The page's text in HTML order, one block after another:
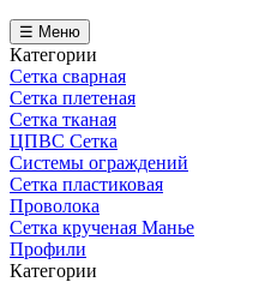
☰ Меню
Категории
Сетка сварная
Сетка плетеная
Сетка тканая
ЦПВС Сетка
Системы ограждений
Сетка пластиковая
Проволока
Сетка крученая Манье
Профили
Категории